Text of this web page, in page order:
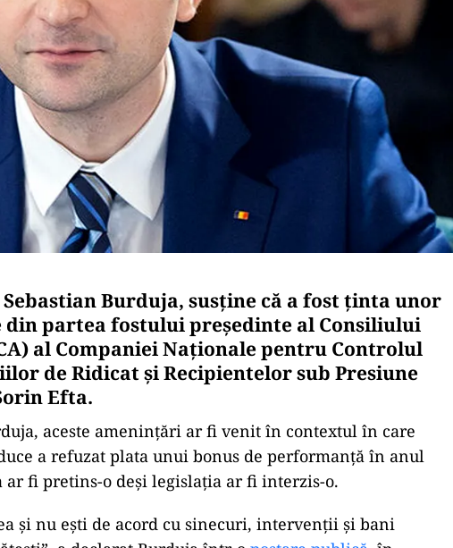
Burduja, susține că a fost ținta unor
partea fostului președinte al Consiliului
al Companiei Naționale pentru Controlul
de Ridicat și Recipientelor sub Presiune
Efta.
aceste amenințări ar fi venit în contextul în care
a refuzat plata unui bonus de performanță în anul
ar fi pretins-o deși legislația ar fi interzis-o.
și nu ești de acord cu sinecuri, intervenții și bani